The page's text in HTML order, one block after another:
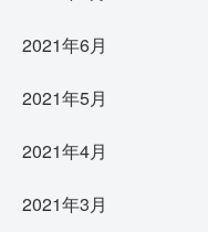
2021年6月
2021年5月
2021年4月
2021年3月